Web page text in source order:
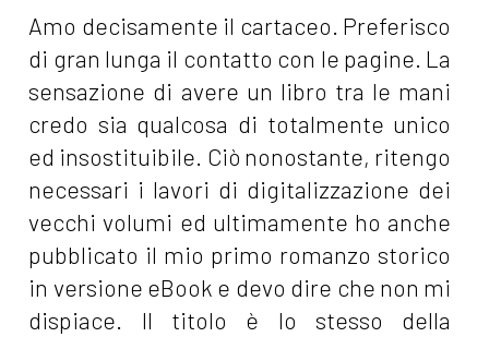
Amo decisamente il cartaceo. Preferisco
di gran lunga il contatto con le pagine. La
sensazione di avere un libro tra le mani
credo sia qualcosa di totalmente unico
ed insostituibile. Ciò nonostante, ritengo
necessari i lavori di digitalizzazione dei
vecchi volumi ed ultimamente ho anche
pubblicato il mio primo romanzo storico
in versione eBook e devo dire che non mi
dispiace. Il titolo è lo stesso della